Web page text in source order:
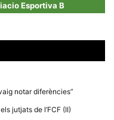
Esportiva B
notar diferències”
jutjats de l’FCF (II)
del lloc web
per a millorar
estructura.
d'usuari
Alguns
components
tècnics del